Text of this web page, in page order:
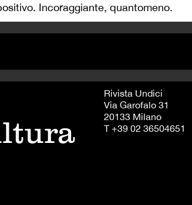
Incoraggiante, quantomeno.
Rivista Undici
Via Garofalo 31
20133 Milano
T +39 02 36504651